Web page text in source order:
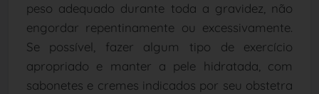
peso adequado durante toda a gravidez, não
engordar repentinamente ou excessivamente.
Se possível, fazer algum tipo de exercício
apropriado e manter a pele hidratada, com
sabonetes e cremes indicados por seu obstetra